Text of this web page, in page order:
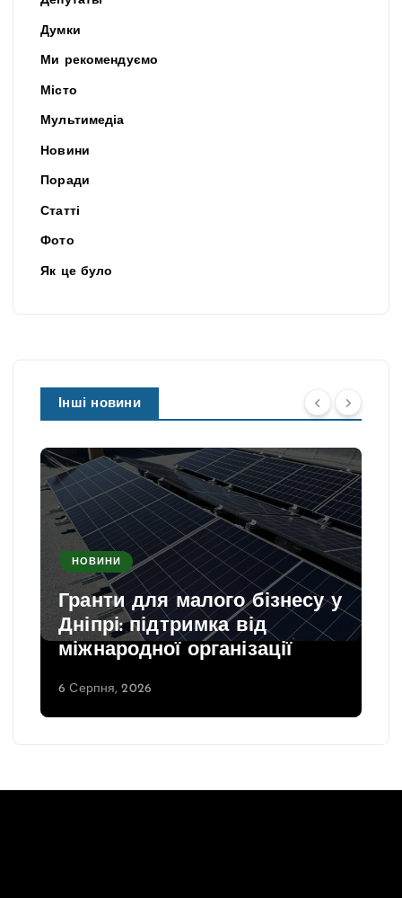
Думки
Ми рекомендуємо
Місто
Мультимедіа
Новини
Поради
Статті
Фото
Як це було
Інші новини
НОВИНИ
Гранти для малого бізнесу у
Дніпрі: підтримка від
міжнародної організації
6 Серпня, 2026